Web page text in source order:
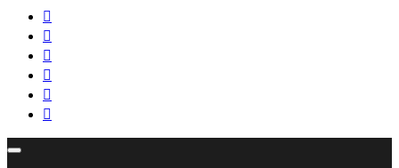





